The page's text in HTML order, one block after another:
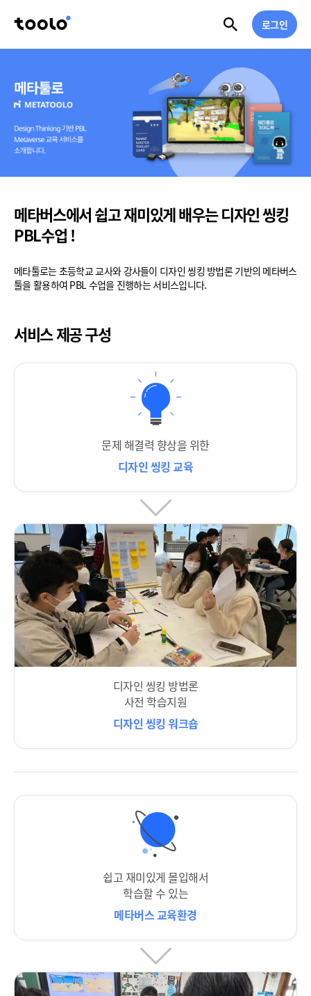
로그인
메타버스에서 쉽고 재미있게 배우는 디자인 씽킹
PBL수업 !
메타툴로는 초등학교 교사와 강사들이 디자인 씽킹 방법론 기반의 메타버스
툴을 활용하여 PBL 수업을 진행하는 서비스입니다.
서비스 제공 구성
문제 해결력 향상을 위한
디자인 씽킹 교육
디자인 씽킹 방법론
사전 학습지원
디자인 씽킹 워크숍
쉽고 재미있게 몰입해서
학습할 수 있는
메타버스 교육환경